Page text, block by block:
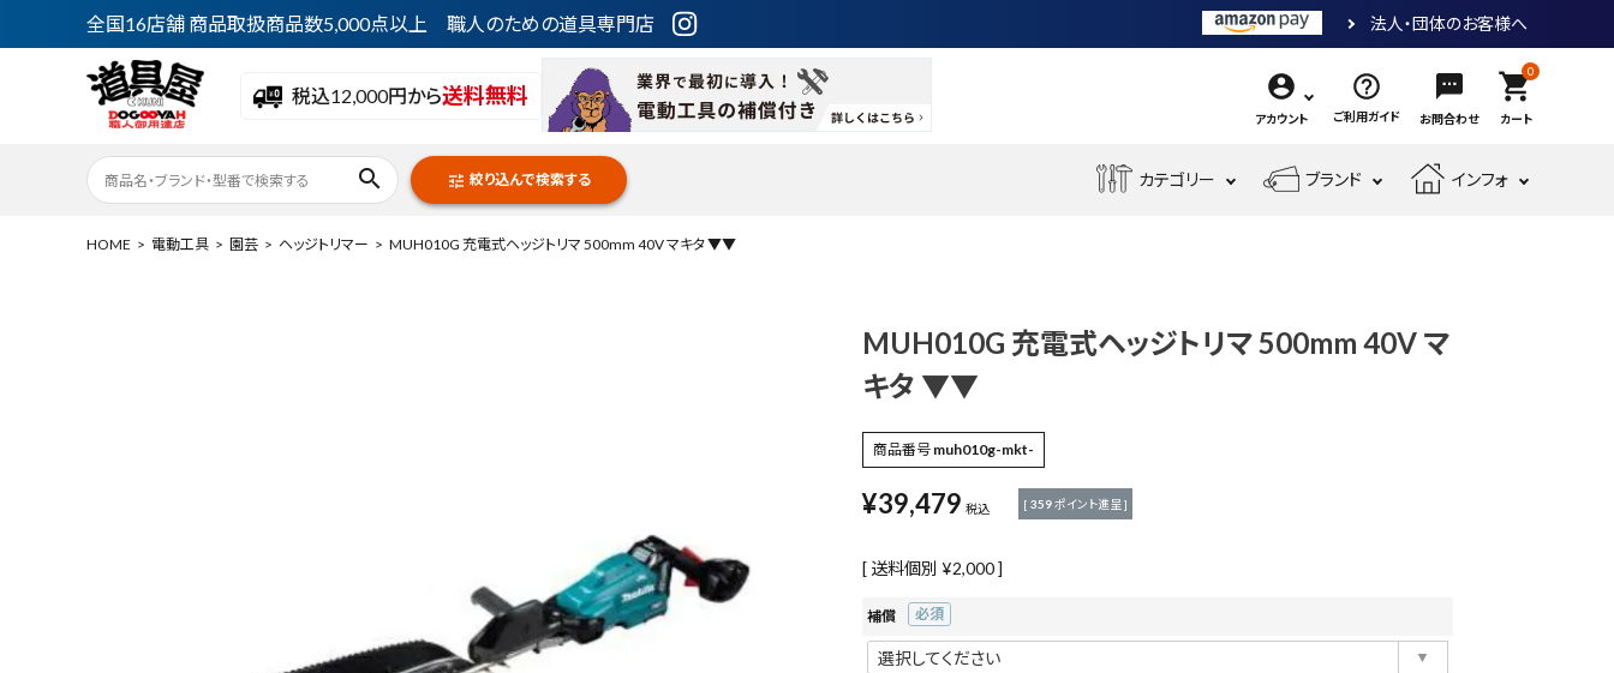
全国16店舗 商品取扱商品数5,000点以上 職人のための道具専門店 法人・団体のお客様へ
税込12,000円から送料無料
アカウント ご利用ガイド お問合わせ
0
shopping_cart
カート
search tune 絞り込んで検索する カテゴリー
具
エ
械
具
工
具・
袋・
ワ
安
ブランド インフォ
HOME 電動工具 園芸 ヘッジトリマー MUH010G 充電式ヘッジトリマ 500mm 40V マキタ ▼▼
MUH010G 充電式ヘッジトリマ 500mm 40V マ
キタ ▼▼
商品番号 muh010g-mkt-
¥39,479 税込 [ 359ポイント進呈 ]
送料個別 ¥2,000
補償
(必須)